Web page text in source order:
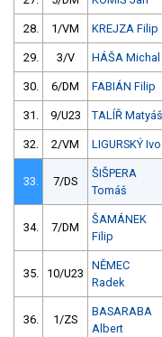
28. 1/VM KREJZA Filip
29. 3/V HÁŠA Michal
30. 6/DM FABIÁN Filip
31. 9/U23 TALÍŘ Matyáš
32. 2/VM LIGURSKÝ Ivo
33. 7/DS
ŠIŠPERA
Tomáš
34. 7/DM
ŠAMÁNEK
Filip
35. 10/U23
NĚMEC
Radek
36. 1/ZS
BASARABA
Albert